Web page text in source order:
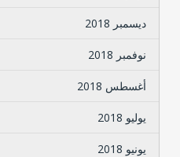
ديسمبر 2018
نوفمبر 2018
أغسطس 2018
يوليو 2018
يونيو 2018